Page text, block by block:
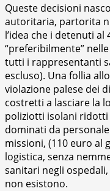
Queste decisioni
autoritaria, partorita
l’idea che i detenuti
“preferibilmente”
tutti i rappresentanti
escluso). Una follia
violazione palese dei
costretti a lasciare la
poliziotti isolani
dominati da
missioni, (110 euro al
logistica, senza
sanitari negli
non esistono.